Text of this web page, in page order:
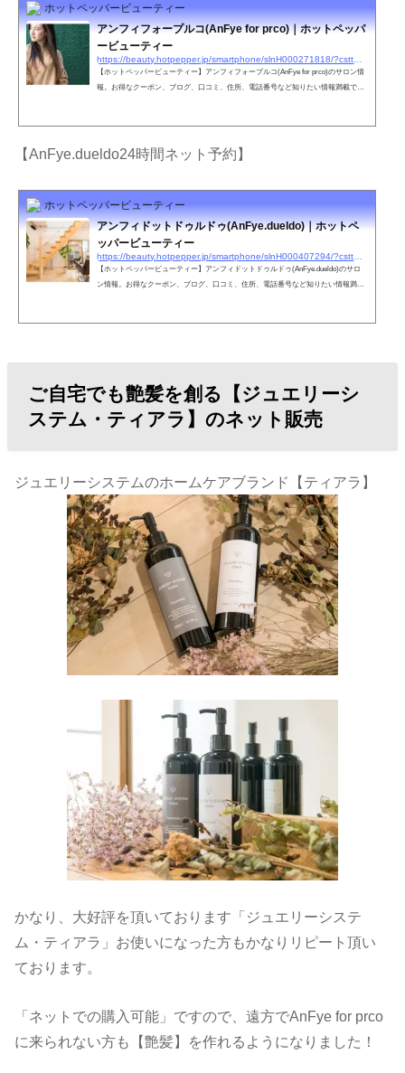
ホットペッパービューティー
アンフィフォープルコ(AnFye for prco)｜ホットペッパ
ービューティー
【ホットペッパービューティー】アンフィフォープルコ(AnFye for prco)のサロン情
報。お得なクーポン、ブログ、口コミ、住所、電話番号など知りたい情報満載で
【AnFye.dueldo24時間ネット予約】
ホットペッパービューティー
アンフィドットドゥルドゥ(AnFye.dueldo)｜ホットペ
ッパービューティー
https://beauty.hotpepper.jp/smartphone/slnH000407294/?cstt=1&wak=BPSC200405_s_link_salontop
【ホットペッパービューティー】アンフィドットドゥルドゥ(AnFye.dueldo)のサロ
ン情報。お得なクーポン、ブログ、口コミ、住所、電話番号など知りたい情報満載
ご自宅でも艶髪を創る【ジュエリーシ
ステム・ティアラ】のネット販売
ジュエリーシステムのホームケアブランド【ティアラ】
かなり、大好評を頂いております「ジュエリーシステ
ム・ティアラ」お使いになった方もかなりリピート頂い
ております。
「ネットでの購入可能」ですので、遠方でAnFye for prco
に来られない方も【艶髪】を作れるようになりました！